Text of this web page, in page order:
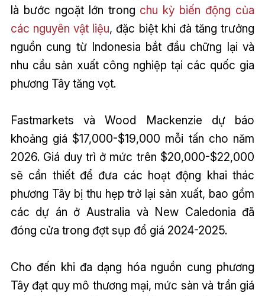
là bước ngoặt lớn trong chu kỳ biến động của
các nguyên vật liệu, đặc biệt khi đà tăng trưởng
nguồn cung từ Indonesia bắt đầu chững lại và
nhu cầu sản xuất công nghiệp tại các quốc gia
phương Tây tăng vọt.
Fastmarkets và Wood Mackenzie dự báo
khoảng giá $17,000-$19,000 mỗi tấn cho năm
2026. Giá duy trì ở mức trên $20,000-$22,000
sẽ cần thiết để đưa các hoạt động khai thác
phương Tây bị thu hẹp trở lại sản xuất, bao gồm
các dự án ở Australia và New Caledonia đã
đóng cửa trong đợt sụp đổ giá 2024-2025.
Cho đến khi đa dạng hóa nguồn cung phương
Tây đạt quy mô thương mại, mức sàn và trần giá